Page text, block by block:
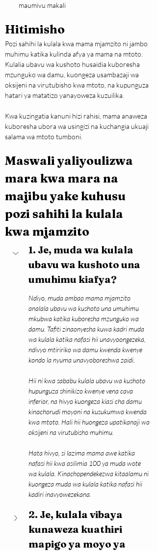
maumivu makali
Hitimisho
Pozi sahihi la kulala kwa mama mjamzito ni jambo
muhimu katika kulinda afya ya mama na mtoto.
Kulalia ubavu wa kushoto husaidia kuboresha
mzunguko wa damu, kuongeza usambazaji wa
oksijeni na virutubisho kwa mtoto, na kupunguza
hatari ya matatizo yanayoweza kuzuilika.
Kwa kuzingatia kanuni hizi rahisi, mama anaweza
kuboresha ubora wa usingizi na kuchangia ukuaji
salama wa mtoto tumboni.
Maswali yaliyoulizwa
mara kwa mara na
majibu yake kuhusu
pozi sahihi la kulala
kwa mjamzito
1. Je, muda wa kulala
ubavu wa kushoto una
umuhimu kiafya?
Ndiyo, muda ambao mama mjamzito
analala ubavu wa kushoto una umuhimu
mkubwa katika kuboresha mzunguko wa
damu. Tafiti zinaonyesha kuwa kadri muda
wa kulala katika nafasi hii unavyoongezeka,
ndivyo mtiririko wa damu kwenda kwenye
kondo la nyuma unavyoboreshwa zaidi.
Hii ni kwa sababu kulala ubavu wa kushoto
hupunguza shinikizo kwenye vena cava
inferior, na hivyo kuongeza kiasi cha damu
kinachorudi moyoni na kusukumwa kwenda
kwa mtoto. Hali hii huongeza upatikanaji wa
oksijeni na virutubisho muhimu.
Hata hivyo, si lazima mama awe katika
nafasi hii kwa asilimia 100 ya muda wote
wa kulala. Kinachopendekezwa kitaalamu ni
kuongeza muda wa kulala katika nafasi hii
kadiri inavyowezekana.
2. Je, kulala vibaya
kunaweza kuathiri
mapigo ya moyo ya